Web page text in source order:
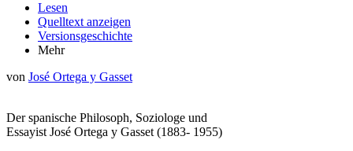
Lesen
Quelltext anzeigen
Versionsgeschichte
Mehr
von José Ortega y Gasset
Der spanische Philosoph, Soziologe und
Essayist José Ortega y Gasset (1883- 1955)